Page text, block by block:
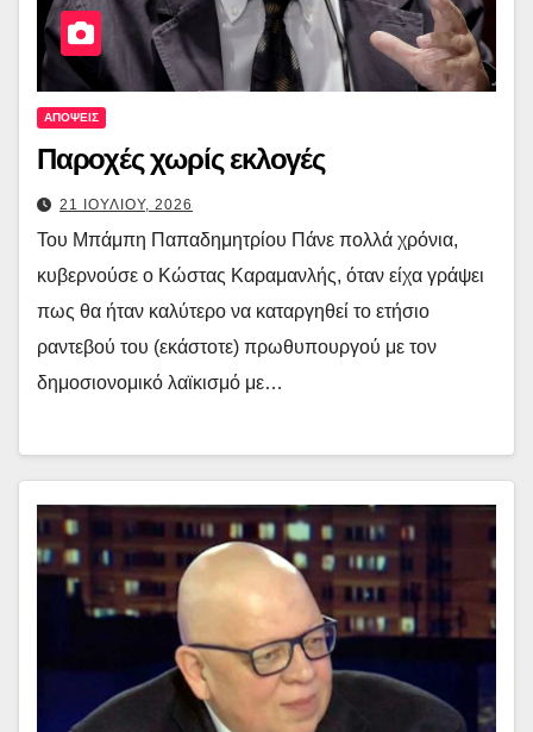
ΑΠΟΨΕΙΣ
Παροχές χωρίς εκλογές
21 ΙΟΥΛΙΟΥ, 2026
Του Μπάμπη Παπαδημητρίου Πάνε πολλά χρόνια,
κυβερνούσε ο Κώστας Καραμανλής, όταν είχα γράψει
πως θα ήταν καλύτερο να καταργηθεί το ετήσιο
ραντεβού του (εκάστοτε) πρωθυπουργού με τον
δημοσιονομικό λαϊκισμό με…